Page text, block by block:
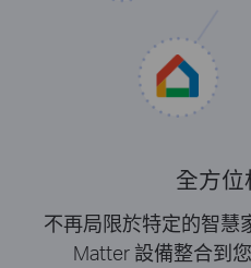
全方位
不再局限於特定的智慧
Matter 設備整合到